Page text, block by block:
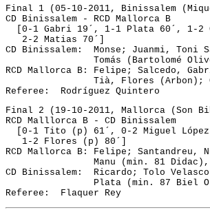
Final 1 (05-10-2011, Binissalem
[0-1 Gabri 19´, 1-1 Plata 60´, 1-2
   2-2 Matias 70´]
CD Binissalem:  Monse; Juanmi,
Tomás (Bartolomé
RCD Mallorca B: Felipe; Salcedo,
Tià, Flores (Arbon);
Referee:  Rodríguez Quintero
[0-1 Tito (p) 61´, 0-2 Miguel
   1-2 Flores (p) 80´]
RCD Mallorca B: Felipe;
Manu (min. 81
CD Binissalem:  Ricardo; Tolo
Plata (min. 87 Biel
Referee:  Flaquer Rey